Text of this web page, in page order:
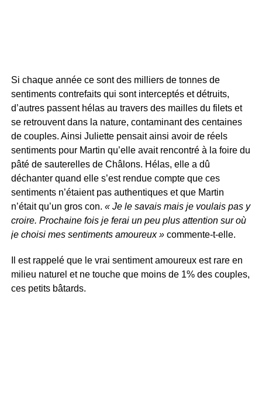
Si chaque année ce sont des milliers de tonnes de
sentiments contrefaits qui sont interceptés et détruits,
d’autres passent hélas au travers des mailles du filets et
se retrouvent dans la nature, contaminant des centaines
de couples. Ainsi Juliette pensait ainsi avoir de réels
sentiments pour Martin qu’elle avait rencontré à la foire du
pâté de sauterelles de Châlons. Hélas, elle a dû
déchanter quand elle s’est rendue compte que ces
sentiments n’étaient pas authentiques et que Martin
n’était qu’un gros con. « Je le savais mais je voulais pas y
croire. Prochaine fois je ferai un peu plus attention sur où
je choisi mes sentiments amoureux »commente-t-elle.
Il est rappelé que le vrai sentiment amoureux est rare en
milieu naturel et ne touche que moins de 1% des couples,
ces petits bâtards.